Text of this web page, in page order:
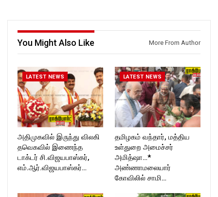
You Might Also Like More From Author
LATEST NEWS
அதிமுகவில் இருந்து விலகி
தவெகவில் இணைந்த
டாக்டர் சி.விஜயபாஸ்கர்,
எம்.ஆர்.விஜயபாஸ்கர்…
LATEST NEWS
தமிழகம் வந்தார், மத்திய
உள்துறை அமைச்சர்
அமித்ஷா…*
அண்ணாமலையார்
கோவிலில் சாமி…